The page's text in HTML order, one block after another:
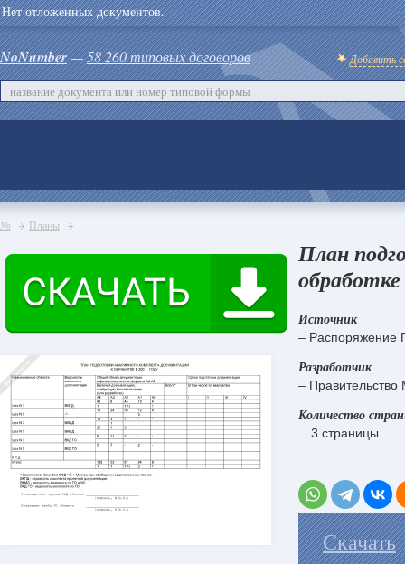
Нет отложенных документов.
NoNumber—58 260 типовых договоров Добавить
№ Планы
План
Источник
– Распоряжение
Разработчик
–
Количество
3 страницы
Скачать